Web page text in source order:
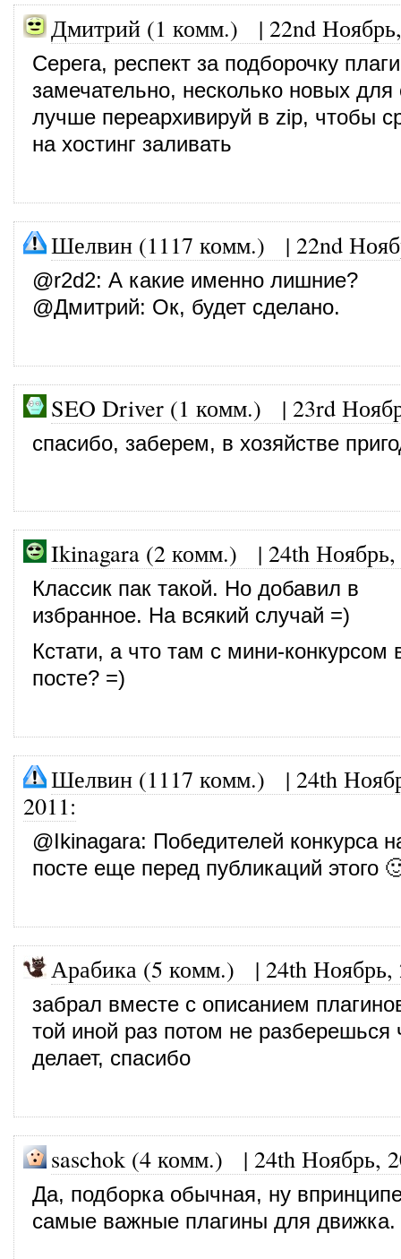
Дмитрий (1 комм.) | 22nd
Серега, респект за подборочку
замечательно, несколько новых
лучше переархивируй в zip, чтобы
на хостинг заливать
Шелвин (1117 комм.) | 22nd
@r2d2: А какие именно лишние?
@Дмитрий: Ок, будет сделано.
SEO Driver (1 комм.) | 23rd
спасибо, заберем, в хозяйстве
Ikinagara (2 комм.) | 24th
Классик пак такой. Но добавил в
избранное. На всякий случай =)
Кстати, а что там с мини-
посте? =)
Шелвин (1117 комм.) | 24th
2011:
@Ikinagara: Победителей конкурса
посте еще перед публикаций этого
Арабика (5 комм.) | 24th Ноябрь,
забрал вместе с описанием
той иной раз потом не разберешься
делает, спасибо
saschok (4 комм.) | 24th Ноябрь,
Да, подборка обычная, ну
самые важные плагины для движка.